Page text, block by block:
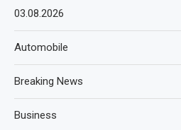
03.08.2026
Automobile
Breaking News
Business